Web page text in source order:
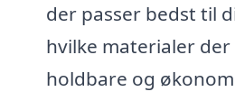
der passer bedst til
hvilke materialer
holdbare og